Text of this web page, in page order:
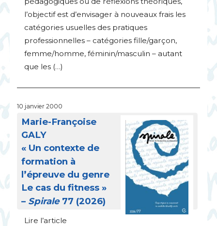
l’objectif est d’envisager à nouveaux frais les
catégories usuelles des pratiques
professionnelles – catégories fille/garçon,
femme/homme, féminin/masculin – autant
que les (…)
10 janvier 2000
Marie-Françoise
GALY
« Un contexte de
formation à
l’épreuve du genre
Le cas du fitness »
– Spirale77 (2026)
Lire l’article